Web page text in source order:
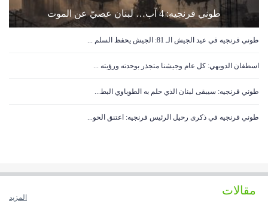
لماذا فشلت المفاوضات المباشرة مع إسرائيل؟
غارتان معاديتان على بلدتي الحنية والمنصوري في قضاء...
الحلف الثلاثي ضد مَن؟
إبادة بيئية في الجنوب: العدو يسرق الزيتون!
طوني فرنجيه: 4 آب… لبنان عصيّ عن الموت
طوني فرنجيه في عيد الجيش الـ 81: الجيش يحفظ السلم ...
اسطفان الدويهي: كل عام وجيشنا متجذر بوحدته ورؤيته ...
طوني فرنجيه: سيبقى لبنان الذي حلم به الطوباوي البط...
طوني فرنجيه في ذكرى رحيل الرئيس فرنجيه: اعتنق الحو...
مقالات
المزيد